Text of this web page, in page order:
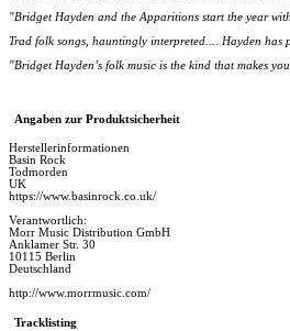
"Bridget Hayden and the Apparitions start the year
Trad folk songs, hauntingly interpreted.... Hayden
"Bridget Hayden’s folk music is the kind that makes
Angaben zur Produktsicherheit
Herstellerinformationen
Basin Rock
Todmorden
UK
https://www.basinrock.co.uk/
Verantwortlich:
Morr Music Distribution GmbH
Anklamer Str. 30
10115 Berlin
Deutschland
http://www.morrmusic.com/
Tracklisting